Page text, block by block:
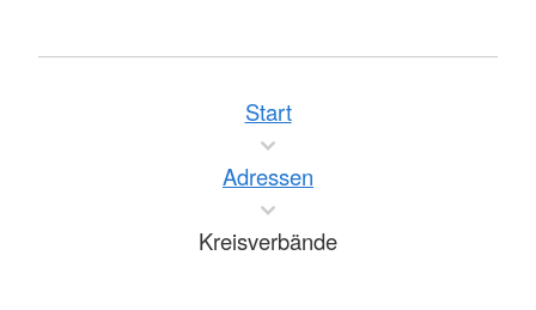
Start
Adressen
Kreisverbände